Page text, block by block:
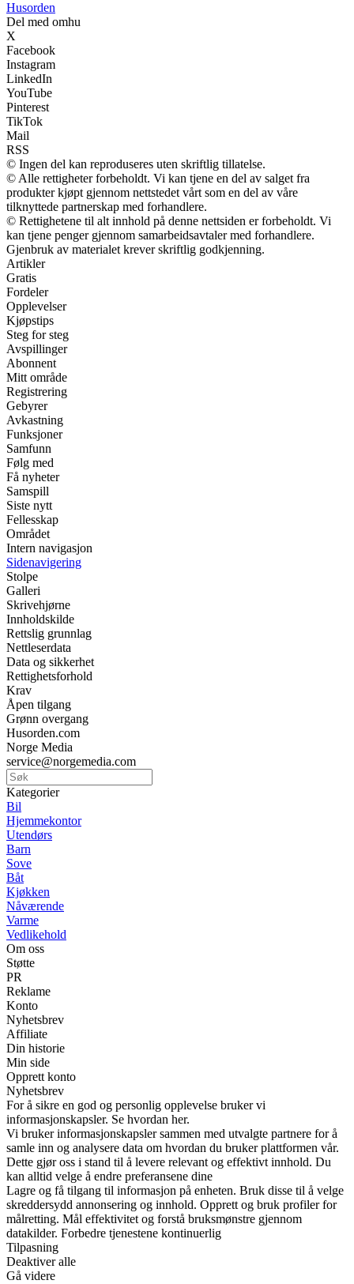
Husorden
Del med omhu
X
Facebook
Instagram
LinkedIn
YouTube
Pinterest
TikTok
Mail
RSS
© Ingen del kan reproduseres uten skriftlig tillatelse.
© Alle rettigheter forbeholdt. Vi kan tjene en del av salget fra
produkter kjøpt gjennom nettstedet vårt som en del av våre
tilknyttede partnerskap med forhandlere.
© Rettighetene til alt innhold på denne nettsiden er forbeholdt. Vi
kan tjene penger gjennom samarbeidsavtaler med forhandlere.
Gjenbruk av materialet krever skriftlig godkjenning.
Artikler
Gratis
Fordeler
Opplevelser
Kjøpstips
Steg for steg
Avspillinger
Abonnent
Mitt område
Registrering
Gebyrer
Avkastning
Funksjoner
Samfunn
Følg med
Få nyheter
Samspill
Siste nytt
Fellesskap
Området
Intern navigasjon
Sidenavigering
Stolpe
Galleri
Skrivehjørne
Innholdskilde
Rettslig grunnlag
Nettleserdata
Data og sikkerhet
Rettighetsforhold
Krav
Åpen tilgang
Grønn overgang
Husorden.com
Norge Media
service@norgemedia.com
Kategorier
Bil
Hjemmekontor
Utendørs
Barn
Sove
Båt
Kjøkken
Nåværende
Varme
Vedlikehold
Om oss
Støtte
PR
Reklame
Konto
Nyhetsbrev
Affiliate
Din historie
Min side
Opprett konto
Nyhetsbrev
For å sikre en god og personlig opplevelse bruker vi
informasjonskapsler. Se hvordan her.
Vi bruker informasjonskapsler sammen med utvalgte partnere for å
samle inn og analysere data om hvordan du bruker plattformen vår.
Dette gjør oss i stand til å levere relevant og effektivt innhold. Du
kan alltid velge å endre preferansene dine
Lagre og få tilgang til informasjon på enheten. Bruk disse til å velge
skreddersydd annonsering og innhold. Opprett og bruk profiler for
målretting. Mål effektivitet og forstå bruksmønstre gjennom
datakilder. Forbedre tjenestene kontinuerlig
Tilpasning
Deaktiver alle
Gå videre